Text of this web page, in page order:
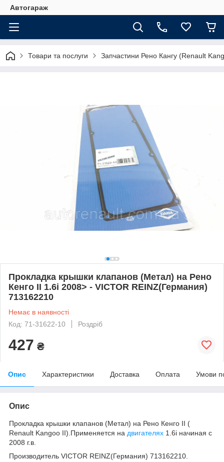
Автогараж
Товари та послуги Запчастини Рено Кангу (Renault
Прокладка крышки клапанов (Метал) на Рено
Кенго II 1.6i 2008> - VICTOR REINZ(Германия)
713162210
Немає в наявності
Код: 71-31622-10
Роздріб
427 ₴
Опис Характеристики Доставка Оплата Умови
Опис
Прокладка крышки клапанов (Метал) на Рено Кенго II (
Renault Kangoo II).Применяется на двигателях 1.6i начиная с
2008 г.в.
Производитель VICTOR REINZ(Германия) 713162210.